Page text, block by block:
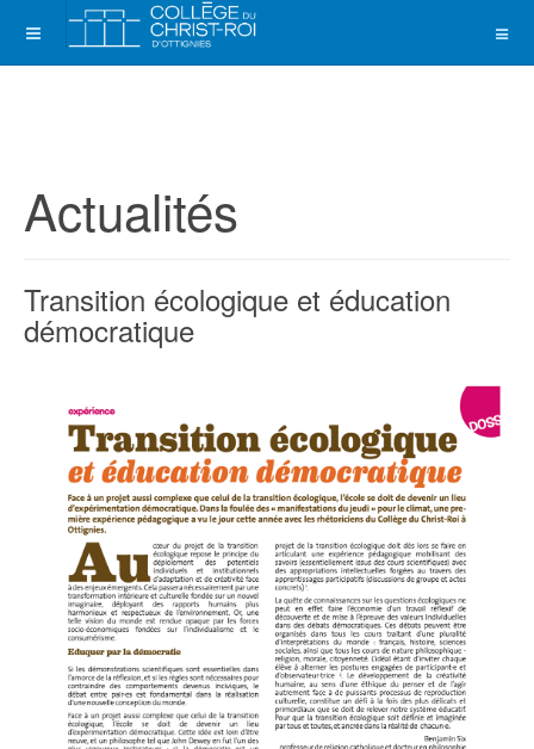
Actualités
Transition écologique et éducation
démocratique